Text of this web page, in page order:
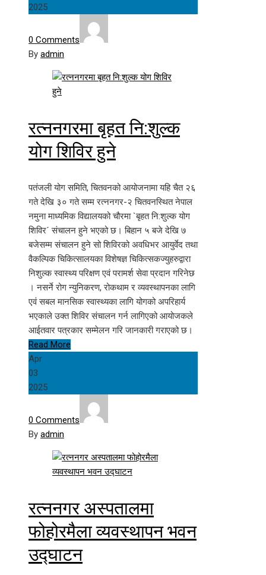
2025
0 Comments
By admin
रत्ननगरमा बृहत नि:शुल्क
योग शिविर हुने
पतंजली योग समिति, चितवनको आयोजनामा यहि चैत २६
गते देखि ३० गते सम्म रत्ननगर-२ चितवनस्थित नेपाल
नमुना माध्यमिक विद्यालयको चौरमा `बृहत नि:शुल्क योग
शिविर´ संचालन हुने भएको छ। बिहान ५ बजे देखि ७
बजेसम्म संचालन हुने सो शिविरको अवधिभर आयुर्वेद तथा
वैकल्पिक चिकित्सालयका विशेषज्ञ चिकित्सकज्युहरुद्वारा
निशुल्क स्वास्थ्य परिक्षण एवं परामर्श सेवा प्रदान गरिनेछ
। नसर्ने रोग न्युनिकरण, रोकथाम र व्यवस्थापनका लागि
एवं सबल मानसिक स्वास्थ्यका लागि योगको अपरिहार्य
भएकाले उक्त शिविर संचालन गर्न लागिएको आयोजकले
आईतवार पत्रकार सम्मेलन गरि जानकारी गराएको छ।
Read More
Apr
03
2025
0 Comments
By admin
रत्ननगर अस्पतालमा
फोहोरमैला व्यवस्थापन भवन
उद्घाटन